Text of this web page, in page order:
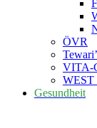
ÖVR
VITA-
WEST
Gesundheit